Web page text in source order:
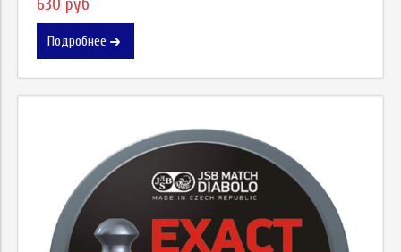
630 руб
Подробнее